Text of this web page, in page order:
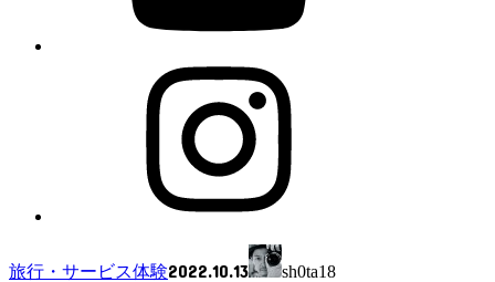
旅行・サービス体験2022.10.13 sh0ta18